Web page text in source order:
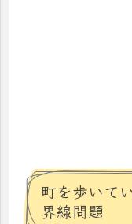
町を歩いて
界線問題